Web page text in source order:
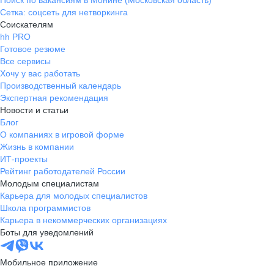
Сетка: соцсеть для нетворкинга
Соискателям
hh PRO
Готовое резюме
Все сервисы
Хочу у вас работать
Производственный календарь
Экспертная рекомендация
Новости и статьи
Блог
О компаниях в игровой форме
Жизнь в компании
ИТ-проекты
Рейтинг работодателей России
Молодым специалистам
Карьера для молодых специалистов
Школа программистов
Карьера в некоммерческих организациях
Боты для уведомлений
Мобильное приложение